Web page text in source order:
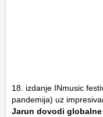
18. izdanje INmusic
pandemija) uz
Jarun dovodi globalne